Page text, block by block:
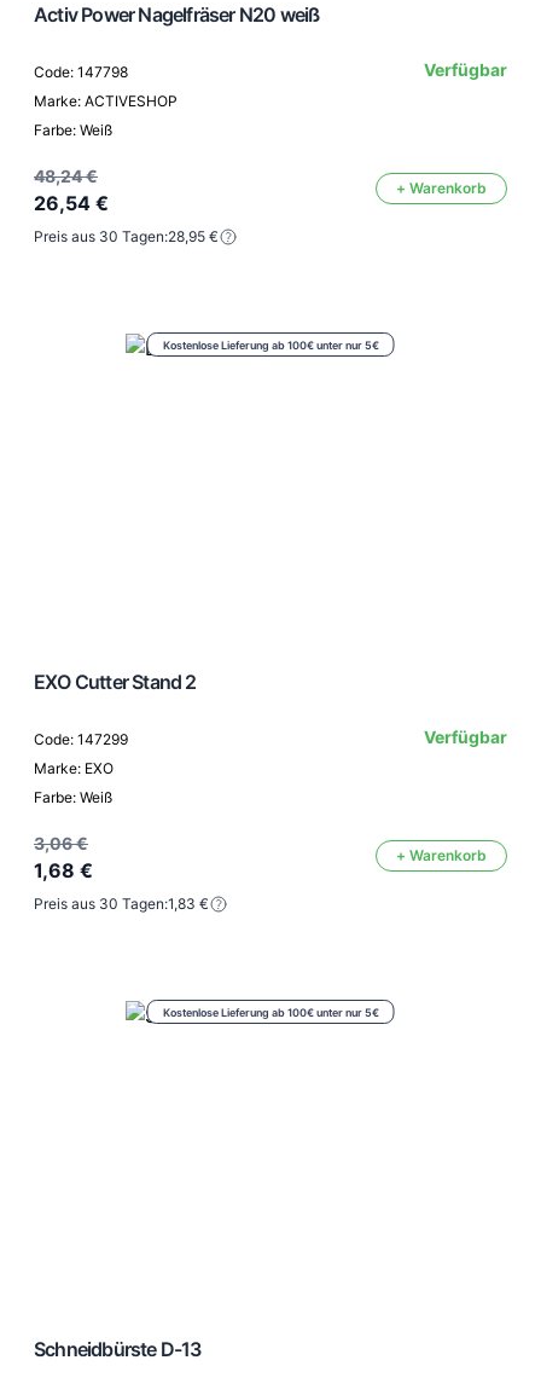
Activ Power Nagelfräser N20 weiß
Code: 147798
Marke: ACTIVESHOP
Farbe: Weiß
Verfügbar
48,24 €
26,54 €
+ Warenkorb
Preis aus 30 Tagen:28,95 €
Kostenlose Lieferung ab 100€ unter nur 5€
EXO Cutter Stand 2
Code: 147299
Marke: EXO
Farbe: Weiß
Verfügbar
3,06 €
1,68 €
+ Warenkorb
Preis aus 30 Tagen:1,83 €
Kostenlose Lieferung ab 100€ unter nur 5€
Schneidbürste D-13